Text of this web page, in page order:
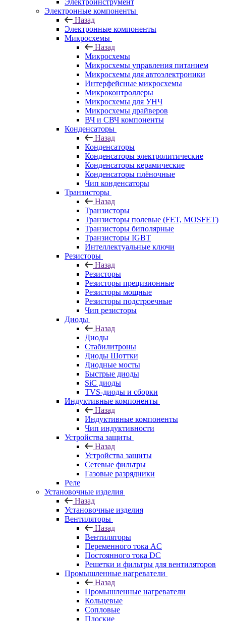
Электроинструмент
Электронные компоненты
Назад
Электронные компоненты
Микросхемы
Назад
Микросхемы
Микросхемы управления питанием
Микросхемы для автоэлектроники
Интерфейсные микросхемы
Микроконтроллеры
Микросхемы для УНЧ
Микросхемы драйверов
ВЧ и СВЧ компоненты
Конденсаторы
Назад
Конденсаторы
Конденсаторы электролитические
Конденсаторы керамические
Конденсаторы плёночные
Чип конденсаторы
Транзисторы
Назад
Транзисторы
Транзисторы полевые (FET, MOSFET)
Транзисторы биполярные
Транзисторы IGBT
Интеллектуальные ключи
Резисторы
Назад
Резисторы
Резисторы прецизионные
Резисторы мощные
Резисторы подстроечные
Чип резисторы
Диоды
Назад
Диоды
Стабилитроны
Диоды Шоттки
Диодные мосты
Быстрые диоды
SiC диоды
TVS-диоды и сборки
Индуктивные компоненты
Назад
Индуктивные компоненты
Чип индуктивности
Устройства защиты
Назад
Устройства защиты
Сетевые фильтры
Газовые разрядники
Реле
Установочные изделия
Назад
Установочные изделия
Вентиляторы
Назад
Вентиляторы
Переменного тока AC
Постоянного тока DC
Решетки и фильтры для вентиляторов
Промышленные нагреватели
Назад
Промышленные нагреватели
Кольцевые
Сопловые
Плоские